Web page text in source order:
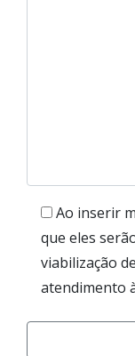
Ao inserir
que eles
viabilização
atendimento